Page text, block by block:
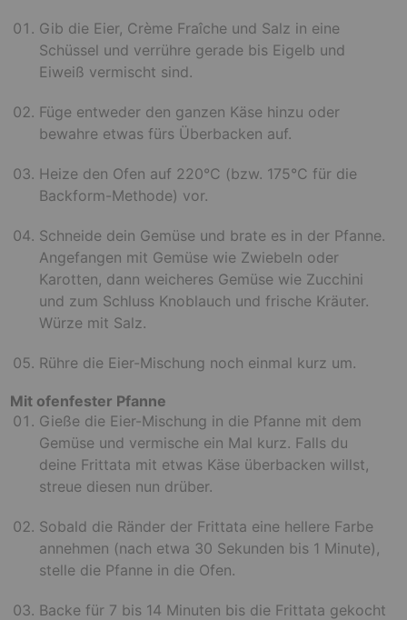
Gib die Eier, Crème Fraîche und Salz in eine
Schüssel und verrühre gerade bis Eigelb und
Eiweiß vermischt sind.
Füge entweder den ganzen Käse hinzu oder
bewahre etwas fürs Überbacken auf.
Heize den Ofen auf 220°C (bzw. 175°C für die
Backform-Methode) vor.
Schneide dein Gemüse und brate es in der Pfanne.
Angefangen mit Gemüse wie Zwiebeln oder
Karotten, dann weicheres Gemüse wie Zucchini
und zum Schluss Knoblauch und frische Kräuter.
Würze mit Salz.
Rühre die Eier-Mischung noch einmal kurz um.
Mit ofenfester Pfanne
Gieße die Eier-Mischung in die Pfanne mit dem
Gemüse und vermische ein Mal kurz. Falls du
deine Frittata mit etwas Käse überbacken willst,
streue diesen nun drüber.
Sobald die Ränder der Frittata eine hellere Farbe
annehmen (nach etwa 30 Sekunden bis 1 Minute),
stelle die Pfanne in die Ofen.
Backe für 7 bis 14 Minuten bis die Frittata gekocht